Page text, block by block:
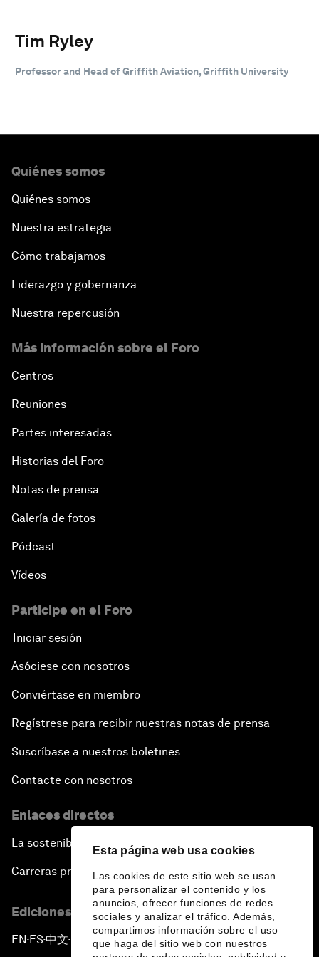
Esta página web usa cookies
Las cookies de este sitio web se usan
para personalizar el contenido y los
anuncios, ofrecer funciones de redes
sociales y analizar el tráfico. Además,
compartimos información sobre el uso
que haga del sitio web con nuestros
Tim Ryley
Professor and Head of Griffith Aviation, Griffith University
Quiénes somos
Quiénes somos
Nuestra estrategia
Cómo trabajamos
Liderazgo y gobernanza
Nuestra repercusión
Más información sobre el Foro
Centros
Reuniones
Partes interesadas
Historias del Foro
Notas de prensa
Galería de fotos
Pódcast
Vídeos
Participe en el Foro
Iniciar sesión
Asóciese con nosotros
Conviértase en miembro
Regístrese para recibir nuestras notas de prensa
Suscríbase a nuestros boletines
Contacte con nosotros
Enlaces directos
La sostenibilidad en el Foro
Carreras profesionales
Ediciones en otros idiomas
EN ▪ES▪中文▪ 日本語